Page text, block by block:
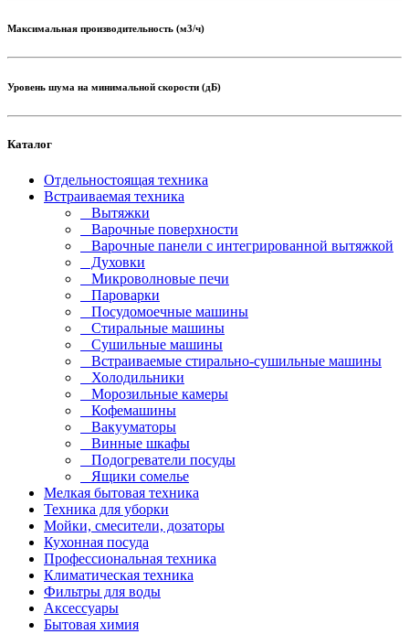
Максимальная производительность (м3/ч)
Уровень шума на минимальной скорости (дБ)
Каталог
Отдельностоящая техника
Встраиваемая техника
Вытяжки
Варочные поверхности
Варочные панели с интегрированной вытяжкой
Духовки
Микроволновые печи
Пароварки
Посудомоечные машины
Стиральные машины
Сушильные машины
Встраиваемые стирально-сушильные машины
Холодильники
Морозильные камеры
Кофемашины
Вакууматоры
Винные шкафы
Подогреватели посуды
Ящики сомелье
Мелкая бытовая техника
Техника для уборки
Мойки, смесители, дозаторы
Кухонная посуда
Профессиональная техника
Климатическая техника
Фильтры для воды
Аксессуары
Бытовая химия